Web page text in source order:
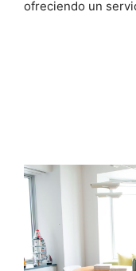
ofreciendo un